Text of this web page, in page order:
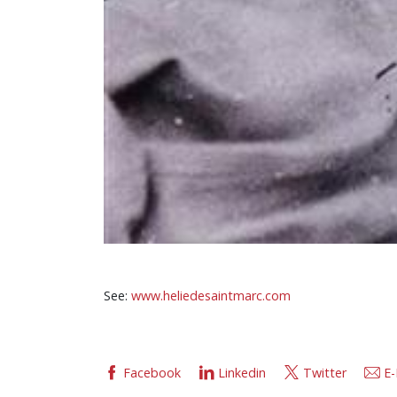
See: www.heliedesaintmarc.com
Facebook Linkedin Twitter